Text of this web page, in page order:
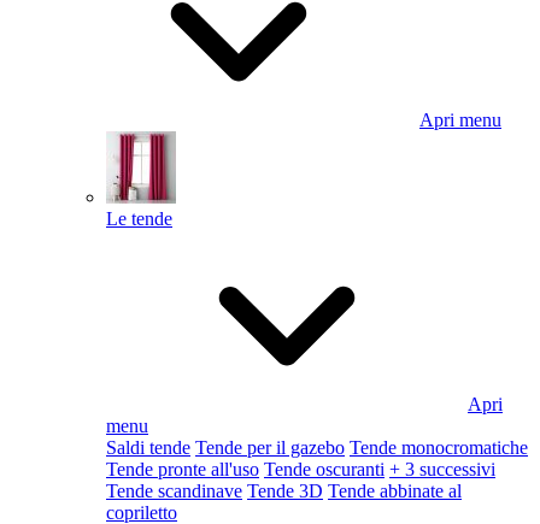
Apri menu
Le tende
Apri
menu
Saldi tende Tende per il gazebo Tende monocromatiche
Tende pronte all'uso Tende oscuranti + 3 successivi
Tende scandinave Tende 3D Tende abbinate al
copriletto